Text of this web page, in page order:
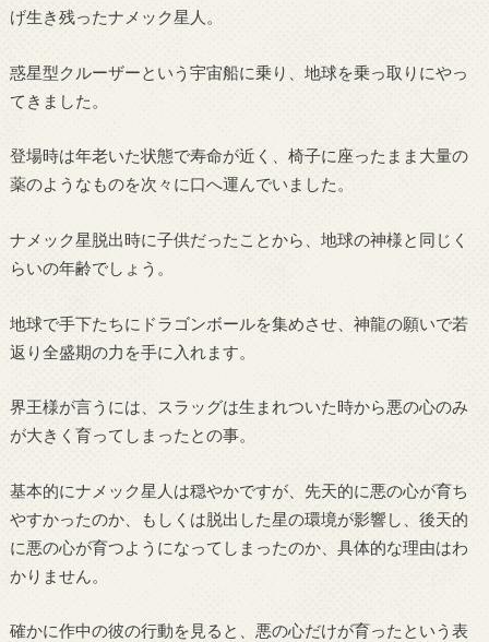
げ生き残ったナメック星人。
惑星型クルーザーという宇宙船に乗り、地球を乗っ取りにやっ
てきました。
登場時は年老いた状態で寿命が近く、椅子に座ったまま大量の
薬のようなものを次々に口へ運んでいました。
ナメック星脱出時に子供だったことから、地球の神様と同じく
らいの年齢でしょう。
地球で手下たちにドラゴンボールを集めさせ、神龍の願いで若
返り全盛期の力を手に入れます。
界王様が言うには、スラッグは生まれついた時から悪の心のみ
が大きく育ってしまったとの事。
基本的にナメック星人は穏やかですが、先天的に悪の心が育ち
やすかったのか、もしくは脱出した星の環境が影響し、後天的
に悪の心が育つようになってしまったのか、具体的な理由はわ
かりません。
確かに作中の彼の行動を見ると、悪の心だけが育ったという表